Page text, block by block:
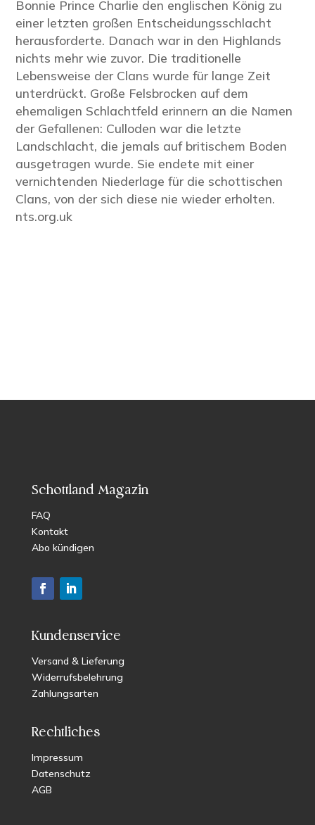
Bonnie Prince Charlie den englischen König zu
einer letzten großen Entscheidungsschlacht
herausforderte. Danach war in den Highlands
nichts mehr wie zuvor. Die traditionelle
Lebensweise der Clans wurde für lange Zeit
unterdrückt. Große Felsbrocken auf dem
ehemaligen Schlachtfeld erinnern an die Namen
der Gefallenen: Culloden war die letzte
Landschlacht, die jemals auf britischem Boden
ausgetragen wurde. Sie endete mit einer
vernichtenden Niederlage für die schottischen
Clans, von der sich diese nie wieder erholten.
nts.org.uk
Schottland Magazin
FAQ
Kontakt
Abo kündigen
Kundenservice
Versand & Lieferung
Widerrufsbelehrung
Zahlungsarten
Rechtliches
Impressum
Datenschutz
AGB